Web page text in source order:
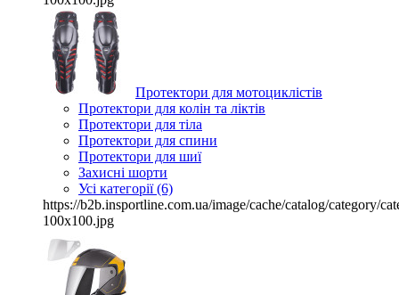
Протектори для мотоциклістів
Протектори для колін та ліктів
Протектори для тіла
Протектори для спини
Протектори для шиї
Захисні шорти
Усі категорії (6)
https://b2b.insportline.com.ua/image/cache/catalog/category/
100x100.jpg